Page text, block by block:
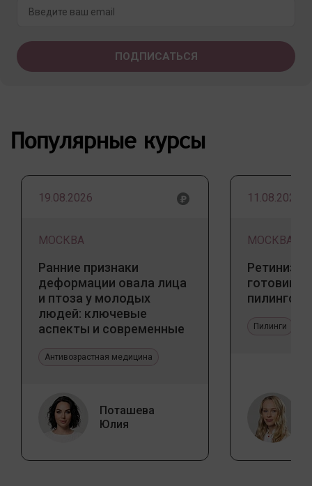
Популярные курсы
19.08.2026
МОСКВА
Ранние признаки
деформации овала лица
и птоза у молодых
людей: ключевые
аспекты и современные
Антивозрастная медицина
Поташева
Юлия
11.08.2026
МОСКВА
готовим
пилингов
Пилинги